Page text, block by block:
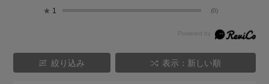
★ 1 (0)
絞り込み 表示：新しい順